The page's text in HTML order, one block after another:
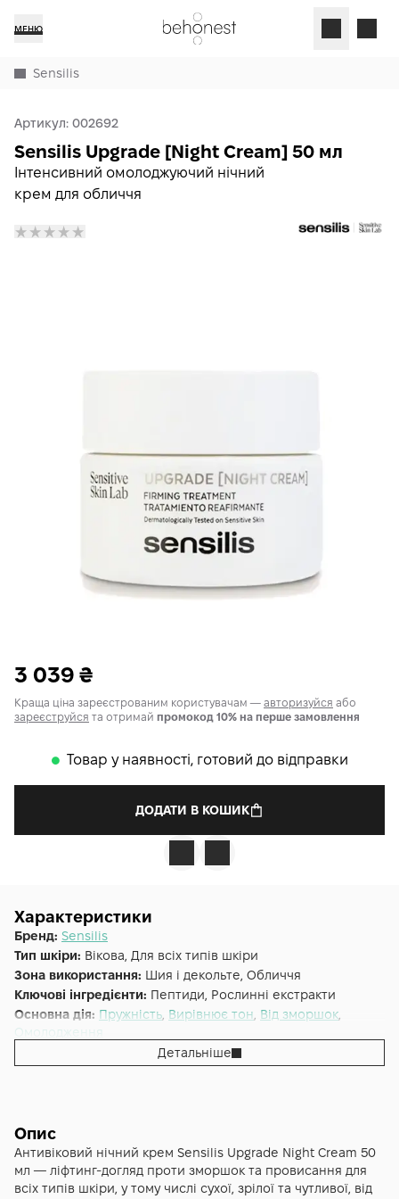
МЕНЮ
Sensilis
Артикул: 002692
Інтенсивний омолоджуючий нічний
крем для обличчя
Sensilis Upgrade [Night Cream] 50 мл
3 039 ₴
Краща ціна зареєстрованим користувачам — авторизуйся або
зареєструйся та отримай промокод 10% на перше замовлення
𒊹 Товар у наявності, готовий до відправки
ДОДАТИ В КОШИК
Характеристики
Бренд: Sensilis
Тип шкіри: Вікова, Для всіх типів шкіри
Зона використання: Шия і декольте, Обличчя
Ключові інгредієнти: Пептиди, Рослинні екстракти
Основна дія: Пружність Вирівнює тон Від зморшок
Омолодження
Детальніше
Опис
Антивіковий нічний крем Sensilis Upgrade Night Cream 50
мл — ліфтинг-догляд проти зморшок та провисання для
всіх типів шкіри, у тому числі сухої, зрілої та чутливої, від